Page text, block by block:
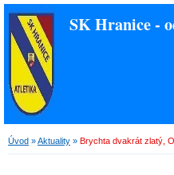
SK Hranice -
Úvod »Aktuality » Brychta dvakrát zlatý,